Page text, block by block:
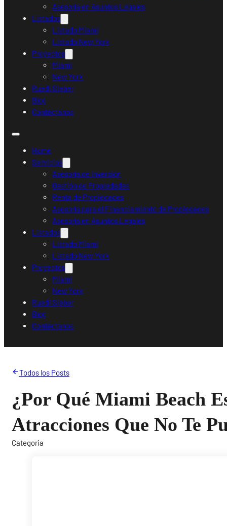
Asesoría en Asuntos Legales
Listados
Listado Miami
Listado New York
Proyectos
Miami
New York
Ruedi Sieber
Blog
Contáctanos
Home
Servicios
Asesoría de Inversión
Gestión de Propiedades
Renta de Propiedades
Asesoría para el Financiamiento de Propiedades
Asesoría en Asuntos Legales
Listados
Listado Miami
Listado New York
Proyectos
Miami
New York
Ruedi Sieber
Blog
Contáctanos
Todos los Posts
¿Por Qué Miami Beach
Atracciones Que No Te
Categoria